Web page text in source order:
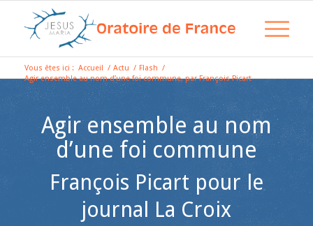
Vous êtes ici : Accueil / Actu / Flash /
Agir ensemble au nom d’une foi commune, par François Picart
Agir ensemble au nom
d’une foi commune
François Picart pour le
journal La Croix